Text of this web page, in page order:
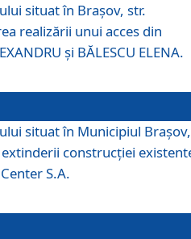
situat în Braşov, str.
realizării unui acces din
şi BĂLESCU ELENA.
situat în Municipiul
construcţiei
S.A.